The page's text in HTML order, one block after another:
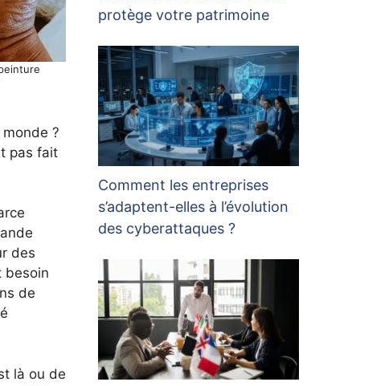
?
pas fait
des
besoin
de
là ou de
protège votre patrimoine
Comment les entreprises
s’adaptent-elles à l’évolution
des cyberattaques ?